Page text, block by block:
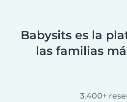
Babysits es la
las familias
3.400+